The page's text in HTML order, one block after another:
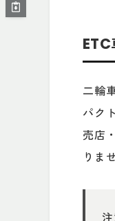
二輪
パク
売店
りま